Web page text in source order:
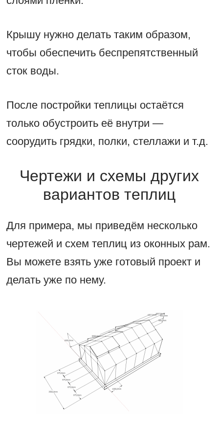
Крышу нужно делать таким образом,
чтобы обеспечить беспрепятственный
сток воды.
После постройки теплицы остаётся
только обустроить её внутри —
соорудить грядки, полки, стеллажи и т.д.
Чертежи и схемы других
вариантов теплиц
Для примера, мы приведём несколько
чертежей и схем теплиц из оконных рам.
Вы можете взять уже готовый проект и
делать уже по нему.